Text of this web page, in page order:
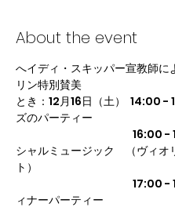
About the event
へイディ・スキッパー宣教師に
リン特別賛美
とき：12月16日（土）  14:00 -
ズのパーティー
16:00 - 17:00
シャルミュージック　（ヴィオ
ト）
17:00 - 19:00
ィナーパーティー